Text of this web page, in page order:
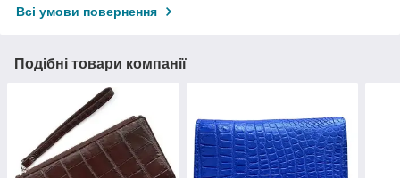
Всі умови повернення
Подібні товари компанії